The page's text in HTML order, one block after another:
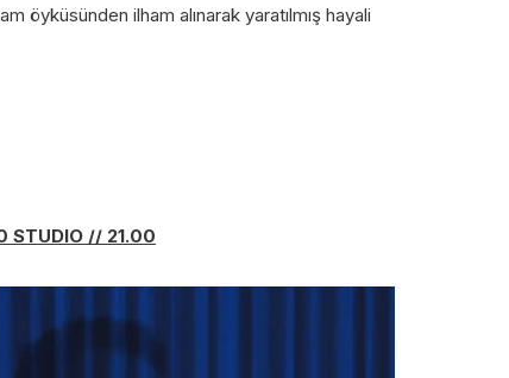
öyküsünden ilham alınarak yaratılmış hayali
STUDIO // 21.00